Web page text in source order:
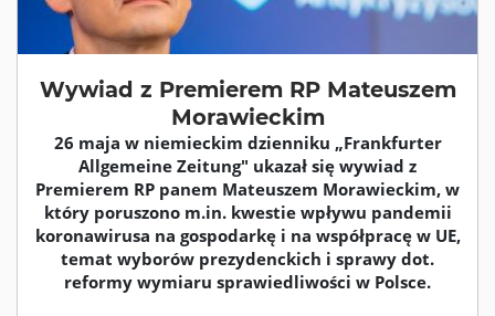
Wywiad z Premierem RP Mateuszem
Morawieckim
26 maja w niemieckim dzienniku „Frankfurter
Allgemeine Zeitung" ukazał się wywiad z
Premierem RP panem Mateuszem Morawieckim, w
który poruszono m.in. kwestie wpływu pandemii
koronawirusa na gospodarkę i na współpracę w UE,
temat wyborów prezydenckich i sprawy dot.
reformy wymiaru sprawiedliwości w Polsce.